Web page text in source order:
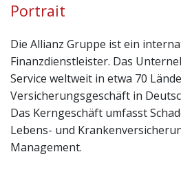
Portrait
Die Allianz Gruppe ist ein
Finanzdienstleister. Das
Service weltweit in etwa 70
Versicherungsgeschäft in
Das Kerngeschäft umfasst
Lebens- und
Management.